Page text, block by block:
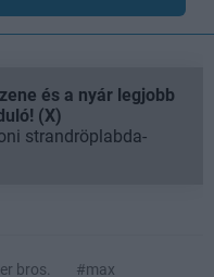
és a nyár legjobb
(X)
strandröplabda-
bros. #max